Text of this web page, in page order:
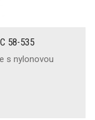
58-535
s nylonovou